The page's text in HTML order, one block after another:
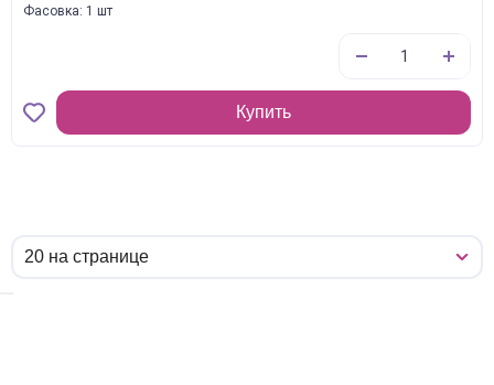
Фасовка: 1 шт
Купить